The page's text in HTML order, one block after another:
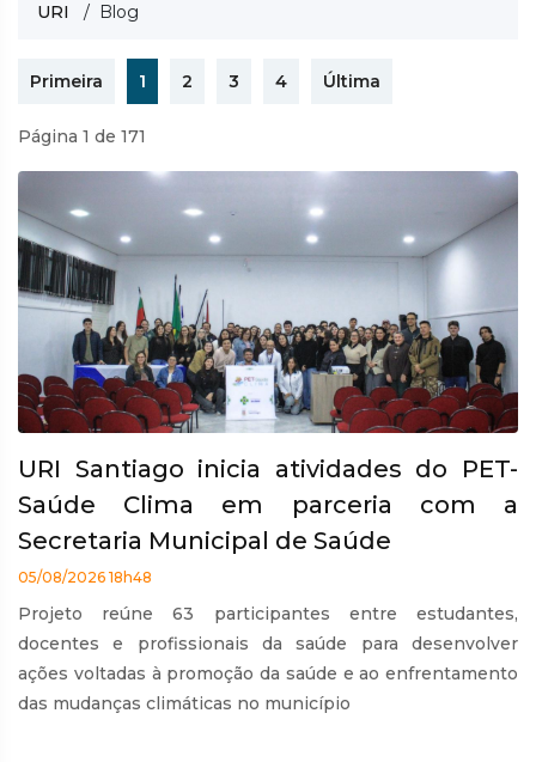
URI / Blog
Primeira 1 2 3 4 Última
Página 1 de 171
URI Santiago inicia atividades do PET-
Saúde Clima em parceria com a
Secretaria Municipal de Saúde
05/08/2026 18h48
Projeto reúne 63 participantes entre estudantes,
docentes e profissionais da saúde para desenvolver
ações voltadas à promoção da saúde e ao enfrentamento
das mudanças climáticas no município